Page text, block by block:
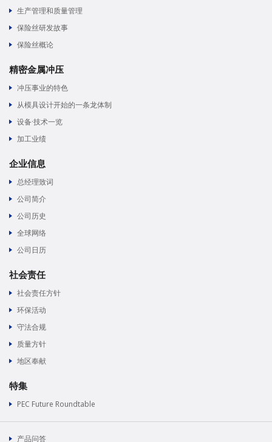
生产管理和质量管理
保险丝研发故事
保险丝概论
精密金属冲压
冲压事业的特色
从模具设计开始的一条龙体制
设备·技术一览
加工业绩
企业信息
总经理致词
公司简介
公司历史
全球网络
公司日历
社会责任
社会责任方针
环保活动
守法合规
质量方针
地区奉献
特集
PEC Future Roundtable
产品问答